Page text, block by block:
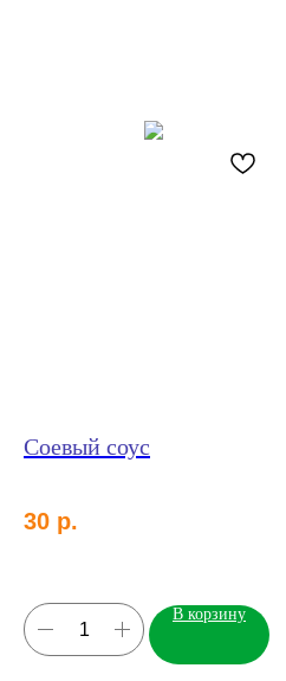
Соевый соус
30 р.
В корзину